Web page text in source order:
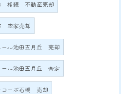
相続 不動産売却
空家売却
ール池田五月丘 売却
ール池田五月丘 査定
コーポ石橋 売却